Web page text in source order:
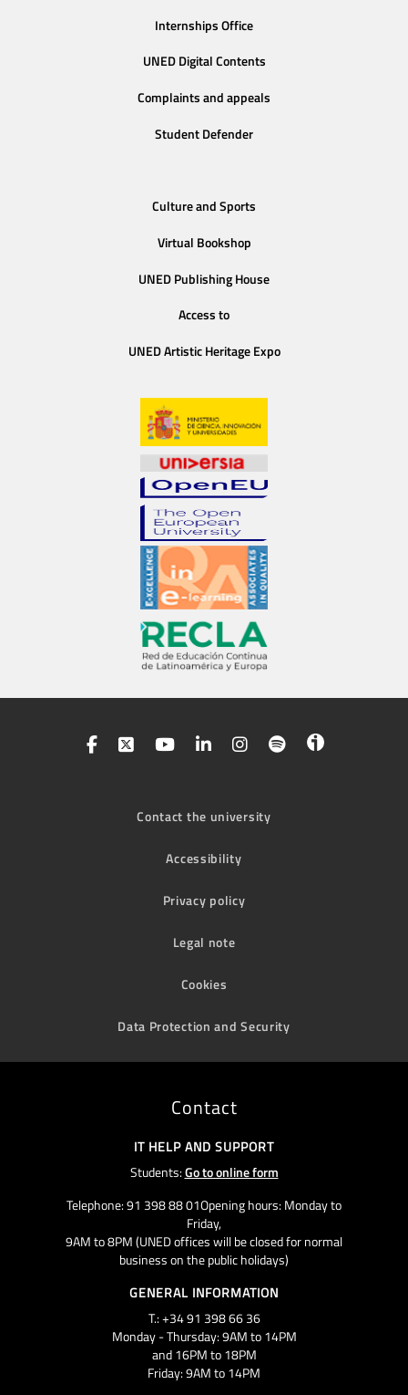
Internships Office
UNED Digital Contents
Complaints and appeals
Student Defender
Culture and Sports
Virtual Bookshop
UNED Publishing House
Access to
UNED Artistic Heritage Expo
Contact the university
Accessibility
Privacy policy
Legal note
Cookies
Data Protection and Security
Contact
IT HELP AND SUPPORT
Students:Go to online form
Telephone: 91 398 88 01Opening hours: Monday to
Friday,
9AM to 8PM (UNED offices will be closed for normal
business on the public holidays)
GENERAL INFORMATION
T.: +34 91 398 66 36
Monday - Thursday: 9AM to 14PM
and 16PM to 18PM
Friday: 9AM to 14PM